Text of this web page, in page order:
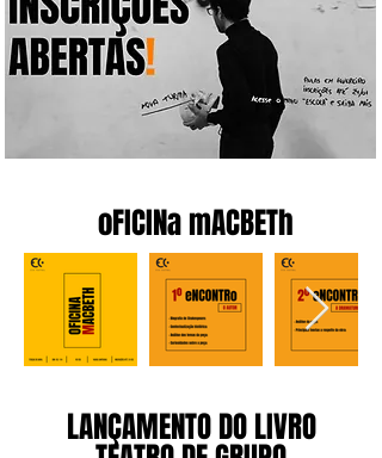
oFICINa mACBETh
LANÇAMENTO DO LIVRO